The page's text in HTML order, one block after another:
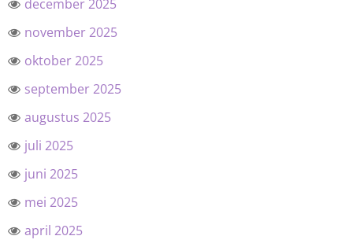
december 2025
november 2025
oktober 2025
september 2025
augustus 2025
juli 2025
juni 2025
mei 2025
april 2025